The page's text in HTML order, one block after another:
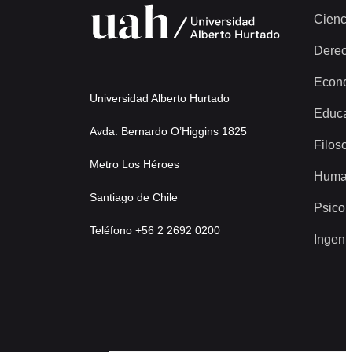
Universidad Alberto Hurtado
Avda. Bernardo O’Higgins 1825
Metro Los Héroes
Santiago de Chile
Teléfono +56 2 2692 0200